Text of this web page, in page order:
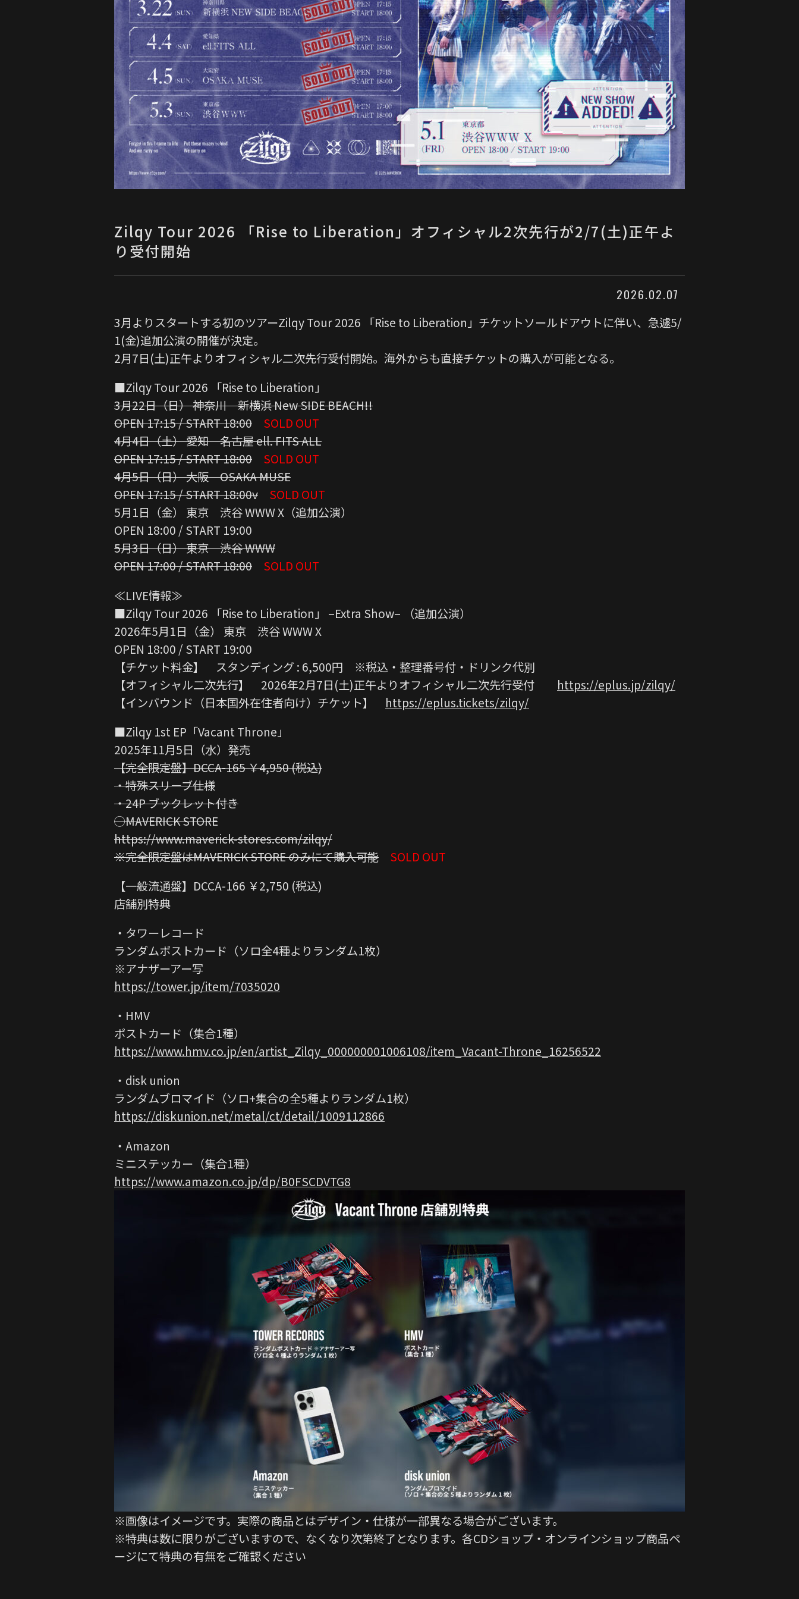
Zilqy Tour 2026 「Rise to Liberation」オフィシャル2次先行が2/7(土)正午よ
り受付開始
2026.02.07
3月よりスタートする初のツアーZilqy Tour 2026 「Rise to Liberation」チケットソールドアウトに伴い、急遽5/
1(金)追加公演の開催が決定。
2月7日(土)正午よりオフィシャル二次先行受付開始。海外からも直接チケットの購入が可能となる。
■Zilqy Tour 2026 「Rise to Liberation」
3月22日（日） 神奈川 新横浜 New SIDE BEACH!!
OPEN 17:15 / START 18:00
SOLD OUT
4月4日（土） 愛知 名古屋 ell. FITS ALL
OPEN 17:15 / START 18:00
SOLD OUT
4月5日（日） 大阪 OSAKA MUSE
OPEN 17:15 / START 18:00v
SOLD OUT
5月1日（金） 東京 渋谷 WWW X（追加公演）
OPEN 18:00 / START 19:00
5月3日（日） 東京 渋谷 WWW
OPEN 17:00 / START 18:00
SOLD OUT
≪LIVE情報≫
■Zilqy Tour 2026 「Rise to Liberation」 –Extra Show– （追加公演）
2026年5月1日（金） 東京 渋谷 WWW X
OPEN 18:00 / START 19:00
【チケット料金】 スタンディング : 6,500円 ※税込・整理番号付・ドリンク代別
【オフィシャル二次先行】 2026年2月7日(土)正午よりオフィシャル二次先行受付 https://eplus.jp/zilqy/
【インバウンド（日本国外在住者向け）チケット】 https://eplus.tickets/zilqy/
■Zilqy 1st EP「Vacant Throne」
2025年11月5日（水）発売
【完全限定盤】DCCA-165 ￥4,950 (税込)
・特殊スリーブ仕様
・24P ブックレット付き
◯MAVERICK STORE
https://www.maverick-stores.com/zilqy/
※完全限定盤はMAVERICK STORE のみにて購入可能
SOLD OUT
【一般流通盤】DCCA-166 ￥2,750 (税込)
店舗別特典
・タワーレコード
ランダムポストカード（ソロ全4種よりランダム1枚）
※アナザーアー写
https://tower.jp/item/7035020
・HMV
ポストカード（集合1種）
https://www.hmv.co.jp/en/artist_Zilqy_000000001006108/item_Vacant-Throne_16256522
・disk union
ランダムブロマイド（ソロ+集合の全5種よりランダム1枚）
https://diskunion.net/metal/ct/detail/1009112866
・Amazon
ミニステッカー（集合1種）
https://www.amazon.co.jp/dp/B0FSCDVTG8
※画像はイメージです。実際の商品とはデザイン・仕様が一部異なる場合がございます。
※特典は数に限りがございますので、なくなり次第終了となります。各CDショップ・オンラインショップ商品ペ
ージにて特典の有無をご確認ください